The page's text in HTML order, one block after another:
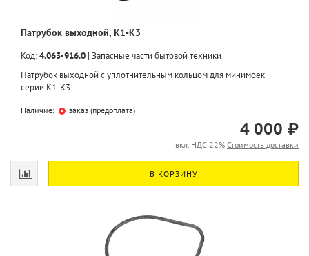
Патрубок выходной, K1-K3
Код:4.063-916.0 | Запасные части бытовой техники
Патрубок выходной с уплотнительным кольцом для минимоек
серии K1-K3.
Наличие: заказ (предоплата)
4 000 ₽
вкл. НДС 22% Стоимость доставки
В КОРЗИНУ